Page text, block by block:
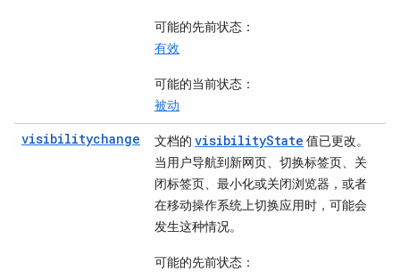
可能的先前状态 ：
有效
可能的当前状态 ：
被动
visibilitychange 文档的 visibilityState 值已更改。
当用户导航到新网页、切换标签页、关
闭标签页、最小化或关闭浏览器，或者
在移动操作系统上切换应用时，可能会
发生这种情况。
可能的先前状态 ：